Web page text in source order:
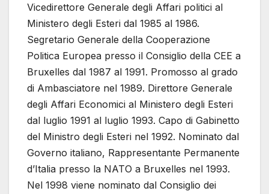
Vicedirettore Generale degli Affari politici al
Ministero degli Esteri dal 1985 al 1986.
Segretario Generale della Cooperazione
Politica Europea presso il Consiglio della CEE a
Bruxelles dal 1987 al 1991. Promosso al grado
di Ambasciatore nel 1989. Direttore Generale
degli Affari Economici al Ministero degli Esteri
dal luglio 1991 al luglio 1993. Capo di Gabinetto
del Ministro degli Esteri nel 1992. Nominato dal
Governo italiano, Rappresentante Permanente
d’Italia presso la NATO a Bruxelles nel 1993.
Nel 1998 viene nominato dal Consiglio dei